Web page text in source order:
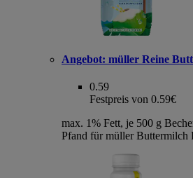
Angebot: müller Reine
0.59
Festpreis von 0.59€
max. 1% Fett, je 500 g
Pfand für müller Buttermilch